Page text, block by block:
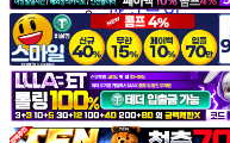
광고문의